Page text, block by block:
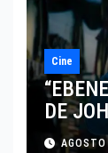
Cine
DE
TRAS